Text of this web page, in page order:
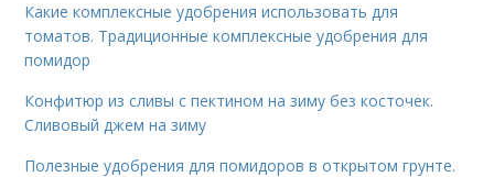
Какие комплексные удобрения использовать для
томатов. Традиционные комплексные удобрения для
помидор
Конфитюр из сливы с пектином на зиму без косточек.
Сливовый джем на зиму
Полезные удобрения для помидоров в открытом грунте.